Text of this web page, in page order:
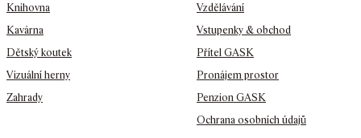
Knihovna
Kavárna
Dětský koutek
Vizuální herny
Zahrady
Vzdělávání
Vstupenky & obchod
Přítel GASK
Pronájem prostor
Penzion GASK
Ochrana osobních údajů